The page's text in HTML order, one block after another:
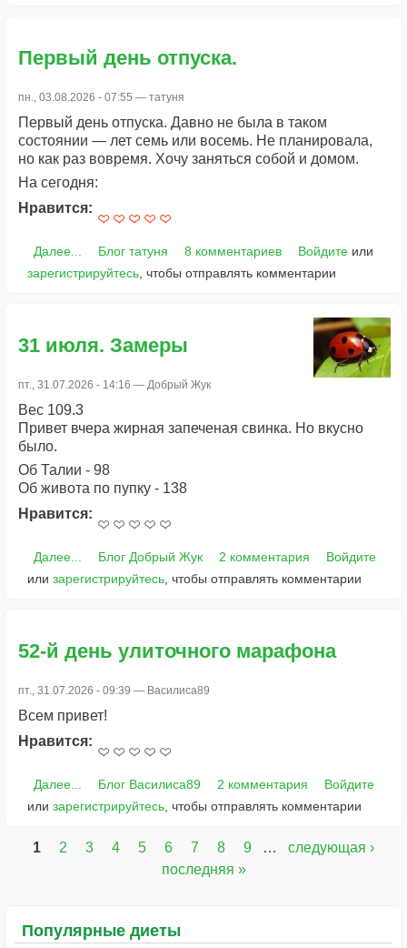
Первый день отпуска.
пн., 03.08.2026 - 07:55 — татуня
Первый день отпуска. Давно не была в таком
состоянии — лет семь или восемь. Не планировала,
но как раз вовремя. Хочу заняться собой и домом.
На сегодня:
Нравится:
Далее... Блог татуня 8 комментариев Войдитеили
зарегистрируйтесь , чтобы отправлять комментарии
31 июля. Замеры
пт., 31.07.2026 - 14:16 — Добрый Жук
Вес 109.3
Привет вчера жирная запеченая свинка. Но вкусно
было.
Об Талии - 98
Об живота по пупку - 138
Нравится:
Далее... Блог Добрый Жук 2 комментария
Войдите
или зарегистрируйтесь, чтобы отправлять комментарии
52-й день улиточного марафона
пт., 31.07.2026 - 09:39 — Василиса89
Всем привет!
Нравится:
Далее... Блог Василиса89 2 комментария
Войдите
или зарегистрируйтесь, чтобы отправлять комментарии
1 2 3 4 5 6 7 8 9 …
следующая ›
последняя »
Популярные диеты